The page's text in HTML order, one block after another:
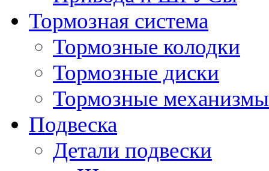
Тормозная система
Тормозные колодки
Тормозные диски
Тормозные механизмы
Подвеска
Детали подвески